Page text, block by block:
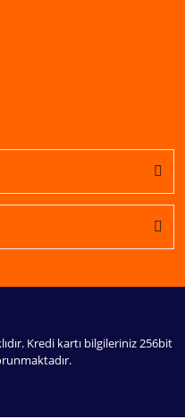
Kredi kartı bilgileriniz 256bit